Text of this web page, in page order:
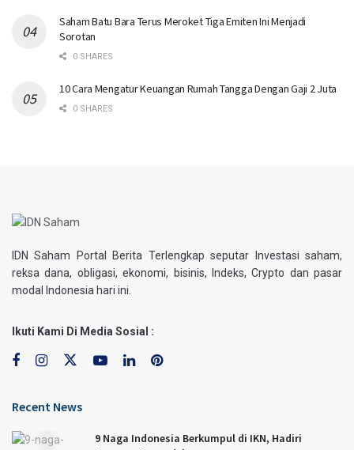
Saham Batu Bara Terus Meroket Tiga Emiten Ini Menjadi
Sorotan
0 SHARES
10 Cara Mengatur Keuangan Rumah Tangga Dengan Gaji 2 Juta
0 SHARES
IDN Saham Portal Berita Terlengkap seputar Investasi saham,
reksa dana, obligasi, ekonomi, bisinis, Indeks, Crypto dan pasar
modal Indonesia hari ini.
Ikuti Kami Di Media Sosial :
Recent News
9 Naga Indonesia Berkumpul di IKN, Hadiri